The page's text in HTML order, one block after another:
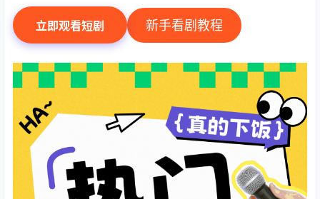
立即观看短剧 新手看剧教程